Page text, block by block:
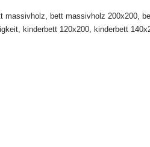
massivholz, bett massivholz 200x200,
, kinderbett 120x200, kinderbett